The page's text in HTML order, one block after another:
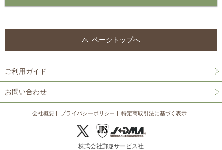
ページトップへ
ご利用ガイド
お問い合わせ
会社概要 プライバシーポリシー 特定商取引法に基づく表示
株式会社郵趣サービス社